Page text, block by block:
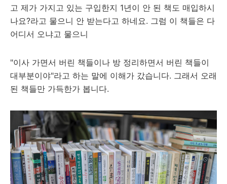
고 제가 가지고 있는 구입한지 1년이 안 된 책도 매입하시
나요?라고 물으니 안 받는다고 하네요. 그럼 이 책들은 다
어디서 오냐고 물으니
"이사 가면서 버린 책들이나 방 정리하면서 버린 책들이
대부분이야"라고 하는 말에 이해가 갔습니다. 그래서 오래
된 책들만 가득한가 봅니다.